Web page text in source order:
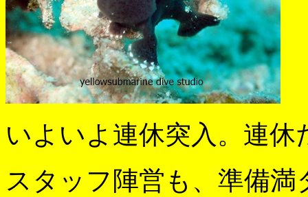
いよいよ連休突入。連
スタッフ陣営も、準備